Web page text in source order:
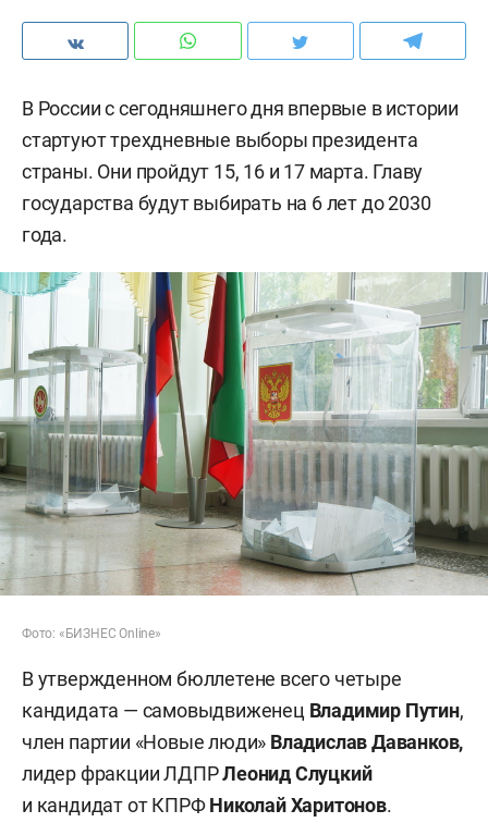
В России с сегодняшнего дня впервые в истории
стартуют трехдневные выборы президента
страны. Они пройдут 15, 16 и 17 марта. Главу
государства будут выбирать на 6 лет до 2030
года.
Фото: «БИЗНЕС Online»
В утвержденном бюллетене всего четыре
кандидата — самовыдвиженец Владимир Путин,
член партии «Новые люди» Владислав Даванков,
лидер фракции ЛДПРЛеонид Слуцкий
и кандидат от КПРФНиколай Харитонов.